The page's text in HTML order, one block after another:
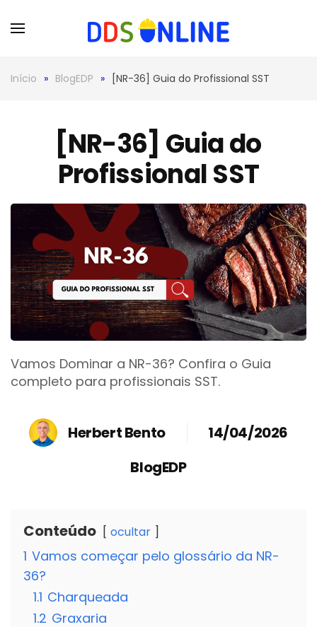
Skip to main content
Início BlogEDP [NR-36] Guia do Profissional SST
[NR-36] Guia do
Profissional SST
Vamos Dominar a NR-36? Confira o Guia
completo para profissionais SST.
Herbert Bento
14/04/2026
BlogEDP
Conteúdo ocultar
1 Vamos começar pelo glossário da NR-
36?
1.1 Charqueada
1.2 Graxaria